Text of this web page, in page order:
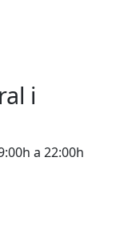
i
a 22:00h